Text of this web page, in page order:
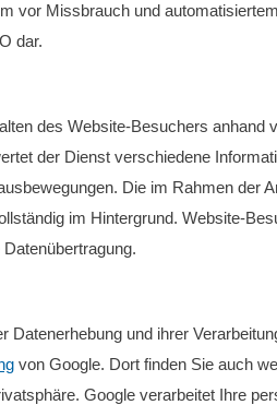
vor Missbrauch und
dar.
des Website-Besuchers
der Dienst verschiedene
Die im Rahmen der
im Hintergrund. Website-
und ihrer
von Google. Dort finden Sie auch
Google verarbeitet Ihre